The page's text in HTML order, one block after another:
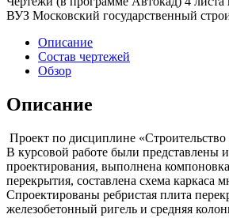
ВУЗ Московский государственный
Описание
Состав чертежей
Обзор
Описание
Проект по дисциплине «Строительство
В курсовой работе были представлены
проектирования, выполнена
перекрытия, составлена схема каркаса
Спроектированы ребристая плита
железобетонный ригель и средняя